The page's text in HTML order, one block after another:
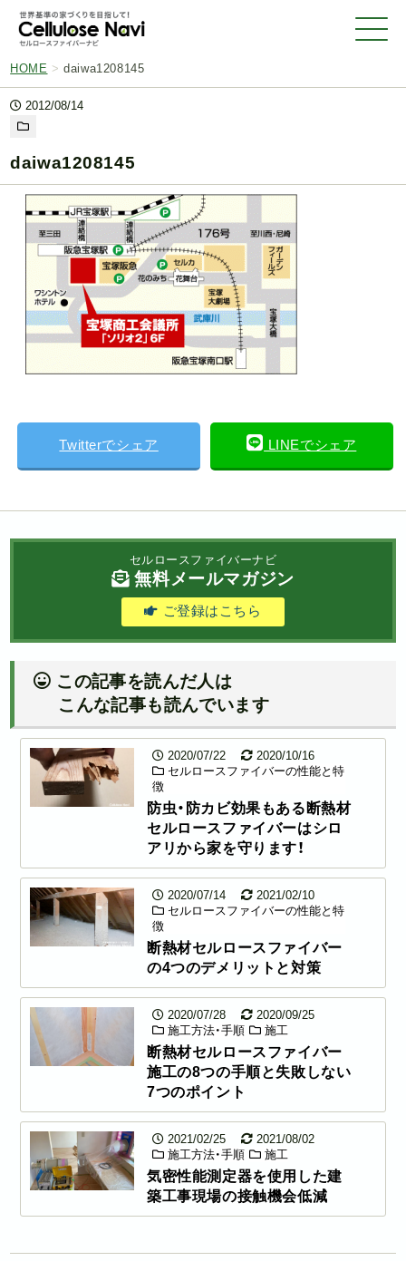
HOME >daiwa1208145
2012/08/14
daiwa1208145
Twitterでシェア LINEでシェア
セルロースファイバーナビ
無料メールマガジン
ご登録はこちら
この記事を読んだ人は
こんな記事も読んでいます
2020/07/22
2020/10/16
セルロースファイバーの性能と特
徴
防虫・防カビ効果もある断熱材
セルロースファイバーはシロ
アリから家を守ります！
2020/07/14
2021/02/10
セルロースファイバーの性能と特
徴
断熱材セルロースファイバー
の4つのデメリットと対策
2020/07/28
2020/09/25
施工方法・手順
施工
断熱材セルロースファイバー
施工の8つの手順と失敗しない
7つのポイント
2021/02/25
2021/08/02
施工方法・手順
施工
気密性能測定器を使用した建
築工事現場の接触機会低減